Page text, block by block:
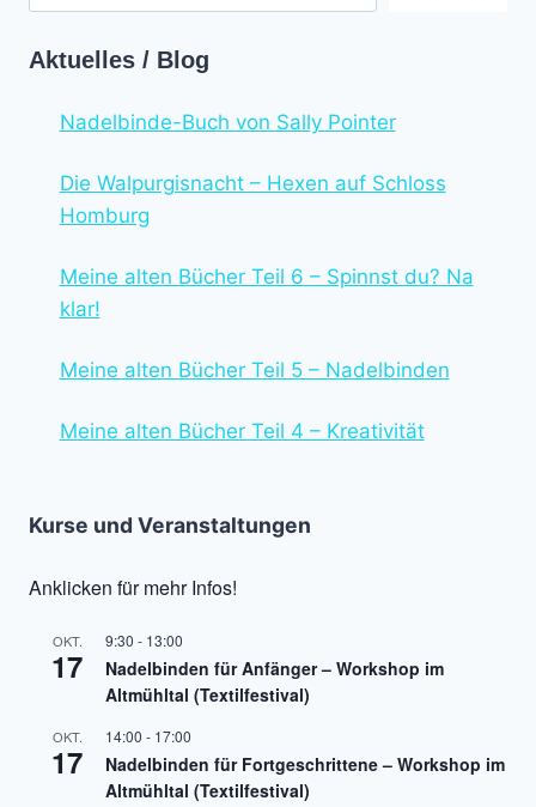
Aktuelles / Blog
Nadelbinde-Buch von Sally Pointer
Die Walpurgisnacht – Hexen auf Schloss
Homburg
Meine alten Bücher Teil 6 – Spinnst du? Na
klar!
Meine alten Bücher Teil 5 – Nadelbinden
Meine alten Bücher Teil 4 – Kreativität
Kurse und Veranstaltungen
Anklicken für mehr Infos!
OKT.
17
9:30 - 13:00
Nadelbinden für Anfänger – Workshop im
Altmühltal (Textilfestival)
OKT.
17
14:00 - 17:00
Nadelbinden für Fortgeschrittene – Workshop im
Altmühltal (Textilfestival)